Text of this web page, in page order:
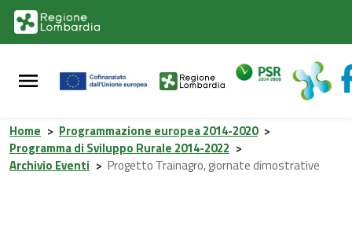
Vai al contenuto principale
Vai al footer
Home > Programmazione europea 2014-2020 >
Programma di Sviluppo Rurale 2014-2022 >
Archivio Eventi > Progetto Trainagro, giornate dimostrative